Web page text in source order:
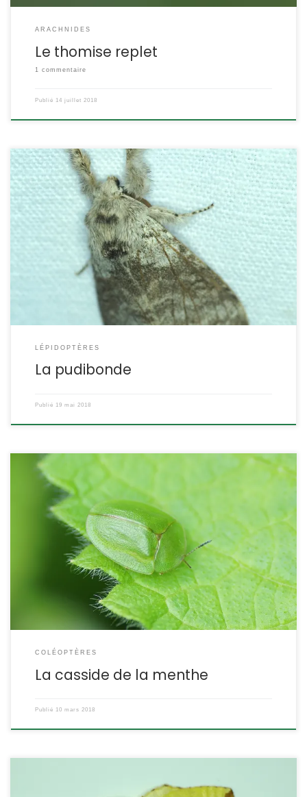
ARACHNIDES
Le thomise replet
1 commentaire
Publié 14 juillet 2018
La pudibonde C’est une espèce commune dont la chenille est
l’une des plus belles de nos régions. L’imago est attiré par la
lumière, et c’est la meilleure façon de l’observer, car le jour, posé
sur l’écorce des arbres il est parfaitement homochromique et
difficile à distinguer. Calliteara pudibunda Linnaeus,1758 (ex-
Dasychira pudibunda, […]
LÉPIDOPTÈRES
La pudibonde
Publié 19 mai 2018
Il y a une vingtaine d’espèces de cassides en France. Celle-ci,
entièrement verte, est l’une des plus communes. C’est sur la
menthe que nous l’avons souvent rencontrée mais elle apprécie
aussi d’autres végétaux. Cassida viridis Linnaeus,1758 La
casside verte POSITION SYSTÉMATIQUE : Insecte Coléoptère Famille
des Chrysomelidae ETYMOLOGIE : Cassida vient du latin Cassis
COLÉOPTÈRES
La casside de la menthe
Publié 10 mars 2018